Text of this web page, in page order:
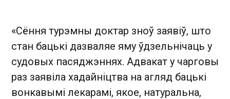
«Сёння турэмны доктар зноў заявіў, што
стан бацькі дазваляе яму ўдзельнічаць у
судовых пасяджэннях. Адвакат у чарговы
раз заявіла хадайніцтва на агляд бацькі
вонкавымі лекарамі, якое, натуральна,